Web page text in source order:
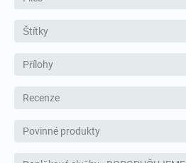
Štítky
Přílohy
Recenze
Povinné produkty